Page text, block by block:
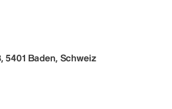
5401 Baden, Schweiz